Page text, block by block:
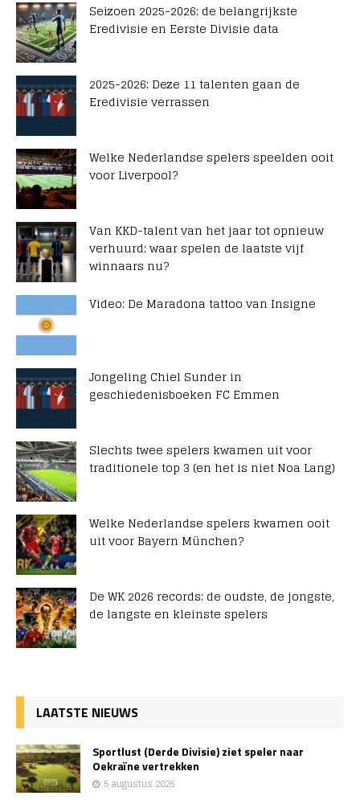
Seizoen 2025-2026: de belangrijkste
Eredivisie en Eerste Divisie data
2025-2026: Deze 11 talenten gaan de
Eredivisie verrassen
Welke Nederlandse spelers speelden ooit
voor Liverpool?
Van KKD-talent van het jaar tot opnieuw
verhuurd: waar spelen de laatste vijf
winnaars nu?
Video: De Maradona tattoo van Insigne
Jongeling Chiel Sunder in
geschiedenisboeken FC Emmen
Slechts twee spelers kwamen uit voor
traditionele top 3 (en het is niet Noa Lang)
Welke Nederlandse spelers kwamen ooit
uit voor Bayern München?
De WK 2026 records: de oudste, de jongste,
de langste en kleinste spelers
LAATSTE NIEUWS
Sportlust (Derde Divisie) ziet speler naar
Oekraïne vertrekken
5 augustus 2026